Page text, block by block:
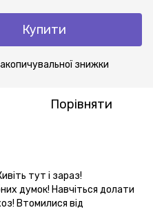
Купити
знижки
Порівняти
тут і зараз!
думок! Навчіться долати
Втомилися від